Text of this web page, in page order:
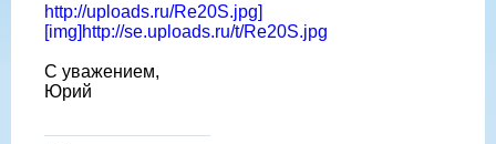
http://uploads.ru/Re20S.jpg]
[img]http://se.uploads.ru/t/Re20S.jpg
С уважением,
Юрий